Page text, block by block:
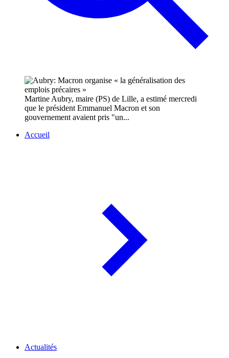
Martine Aubry, maire (PS) de Lille, a estimé mercredi
que le président Emmanuel Macron et son
gouvernement avaient pris "un...
Accueil
Actualités